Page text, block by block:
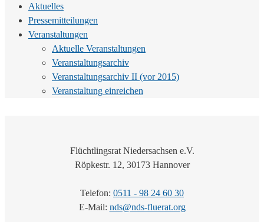
Aktuelles
Pressemitteilungen
Veranstaltungen
Aktuelle Veranstaltungen
Veranstaltungsarchiv
Veranstaltungsarchiv II (vor 2015)
Veranstaltung einreichen
Flüchtlingsrat Niedersachsen e.V.
Röpkestr. 12, 30173 Hannover
Telefon: 0511 - 98 24 60 30
E-Mail: nds@nds-fluerat.org